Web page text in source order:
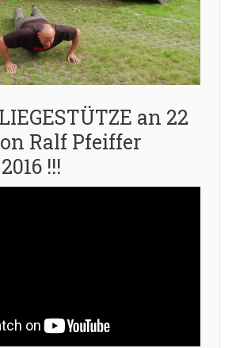
an 22
Ralf Pfeiffer
!!!